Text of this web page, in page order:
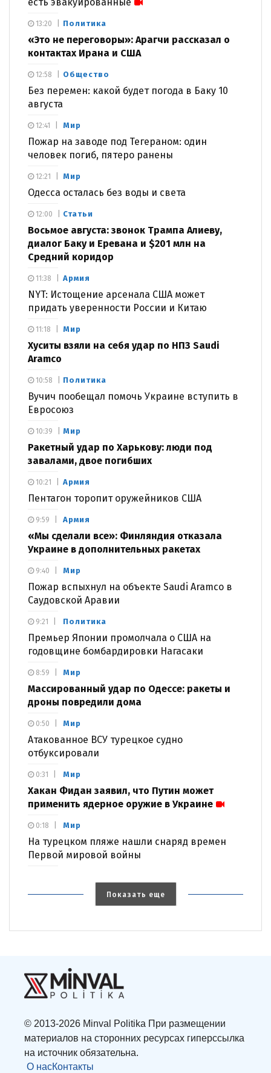
Политика
«Это не переговоры»: Арагчи рассказал о
контактах Ирана и США
13:20
Общество
Без перемен: какой будет погода в Баку 10
августа
12:58
Мир
Пожар на заводе под Тегераном: один
человек погиб, пятеро ранены
12:41
Мир
Одесса осталась без воды и света
12:21
Статьи
Восьмое августа: звонок Трампа Алиеву,
диалог Баку и Еревана и $201 млн на
Средний коридор
12:00
Армия
NYT: Истощение арсенала США может
придать уверенности России и Китаю
11:38
Мир
Хуситы взяли на себя удар по НПЗ Saudi
Aramco
11:18
Политика
Вучич пообещал помочь Украине вступить в
Евросоюз
10:58
Мир
Ракетный удар по Харькову: люди под
завалами, двое погибших
10:39
Армия
Пентагон торопит оружейников США
10:21
Армия
«Мы сделали все»: Финляндия отказала
Украине в дополнительных ракетах
9:59
Мир
Пожар вспыхнул на объекте Saudi Aramco в
Саудовской Аравии
9:40
Политика
Премьер Японии промолчала о США на
годовщине бомбардировки Нагасаки
9:21
Мир
Массированный удар по Одессе: ракеты и
дроны повредили дома
8:59
Мир
Атакованное ВСУ турецкое судно
отбуксировали
0:50
Мир
Хакан Фидан заявил, что Путин может
применить ядерное оружие в Украине
0:31
Мир
На турецком пляже нашли снаряд времен
Первой мировой войны
0:18
Показать еще
© 2013-2026 Minval Politika При размещении
материалов на сторонних ресурсах гиперссылка
на источник обязательна.
О насКонтакты